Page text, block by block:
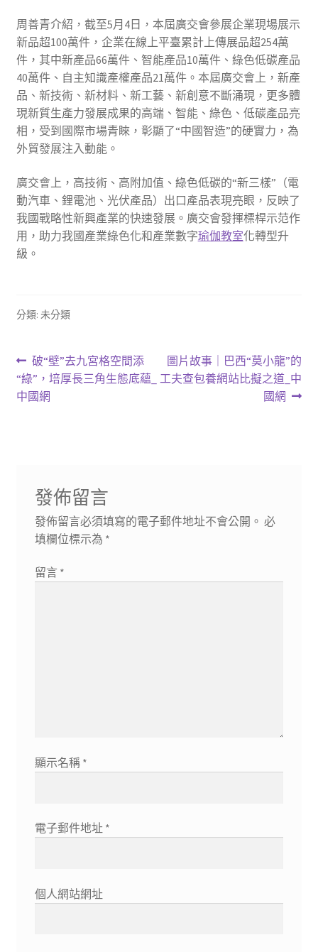
周善青介紹，截至5月4日，本屆廣交會參展企業現場展示
新品超100萬件，企業在線上平臺累計上傳展品超254萬
件，其中新產品66萬件、智能產品10萬件、綠色低碳產品
40萬件、自主知識產權產品21萬件。本屆廣交會上，新產
品、新技術、新材料、新工藝、新創意不斷涌現，更多體
現新質生產力發展成果的高端、智能、綠色、低碳產品亮
相，受到國際市場青睞，彰顯了“中國智造”的硬實力，為
外貿發展注入動能。
廣交會上，高技術、高附加值、綠色低碳的“新三樣”（電
動汽車、鋰電池、光伏產品）出口產品表現亮眼，反映了
我國戰略性新興產業的快速發展。廣交會發揮標桿示范作
用，助力我國產業綠色化和產業數字瑜伽教室化轉型升
級。
分類: 未分類
文
章
上
一
篇
破“壁”去九宮格空間添
“綠”，培厚長三角生態底蘊_
中國網
下
一
圖片故事｜巴西“莫小龍”的
工夫查包養網站比擬之道_中
國網
發佈留言
發佈留言必須填寫的電子郵件地址不會公開。 必
填欄位標示為 *
留言 *
顯示名稱 *
電子郵件地址 *
個人網站網址